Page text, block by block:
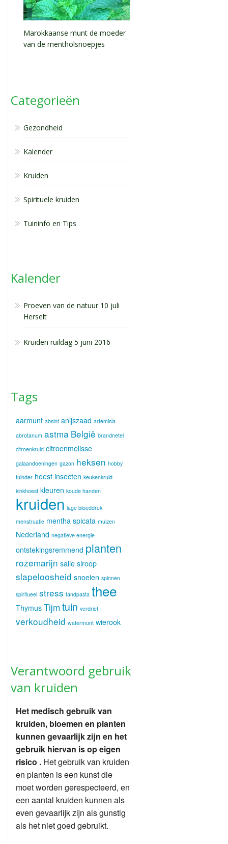
Marokkaanse munt de moeder
van de mentholsnoepjes
Categorieën
Gezondheid
Kalender
Kruiden
Spirituele kruiden
Tuininfo en Tips
Kalender
Proeven van de natuur 10 juli
Herselt
Kruiden ruildag 5 juni 2016
Tags
aarmunt absint anijszaad artemisia
abrotanum astma België brandnetel
citroenkruid citroenmelisse
galaandoeningen gazon heksen hobby
tuinder hoest insecten keukenkruid
kinkhoest kleuren koude handen
kruiden lage bloeddruk
menstruatie mentha spicata muizen
Nederland negatieve energie
ontstekingsremmend planten
rozemarijn salie siroop
slapeloosheid snoeien spinnen
spiritueel stress tandpasta thee
Thymus Tijm tuin verdriet
verkoudheid watermunt wierook
Verantwoord gebruik
van kruiden
Het medisch gebruik van
kruiden, bloemen en planten
kunnen gevaarlijk zijn en het
gebruik hiervan is op eigen
risico . Het gebruik van kruiden
en planten is een kunst die
moet worden gerespecteerd, en
een aantal kruiden kunnen als
even gevaarlijk zijn als gunstig
als het niet goed gebruikt.